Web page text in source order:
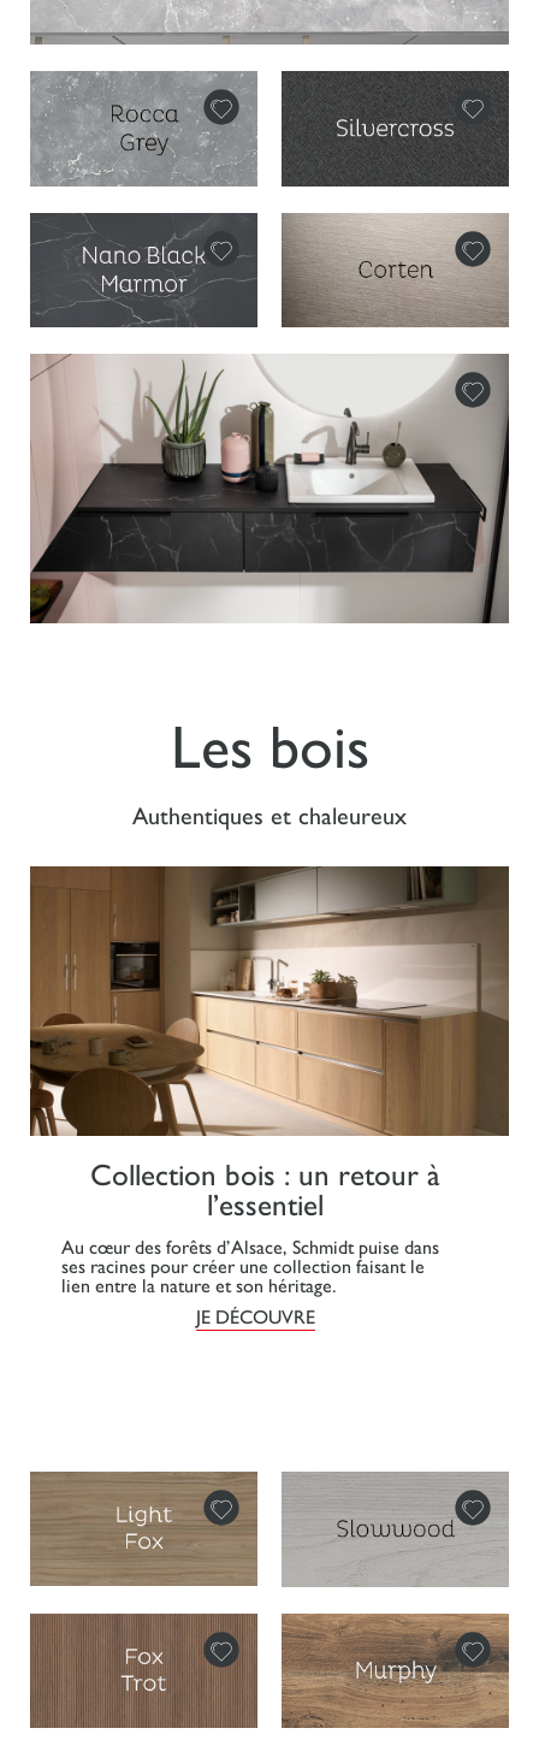
Les bois
Authentiques et chaleureux
Collection bois : un retour à
l’essentiel
Au cœur des forêts d’Alsace, Schmidt puise dans
ses racines pour créer une collection faisant le
lien entre la nature et son héritage.
JE DÉCOUVRE